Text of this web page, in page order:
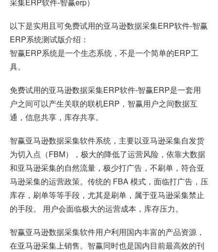
采集ERP软件-智赢erp）
以下是实用且可免费试用的亚马逊数据采集ERP软件-智赢
ERP系统测试版介绍：
智赢ERP系统是一个生态系统，不是一个简单的ERP工
具。
免费试用的亚马逊数据采集ERP软件-智赢ERP是一套用
户之间可以产生关联的联机ERP，智赢用户之间数据互
通，信息共享，库存共享。
智赢亚马逊数据采集软件系统，主要以亚马逊采集自发货
为切入点（FBM），极大的降低了运营风险，依靠大数据
和亚马逊采集的自然流量，极少打广告，不刷单，符合亚
马逊采集的运营政策。传统的 FBA 模式，面临打广告，压
库存，刷单等等手段，尤其是刷单，属于亚马逊采集禁止
的手段。 用户会面临极大的运营成本，库存压力。
智赢亚马逊数据采集软件用户利用国内丰富的产品资源，
在亚马逊采集上销售。智赢同时也是国内目前最高效的刊